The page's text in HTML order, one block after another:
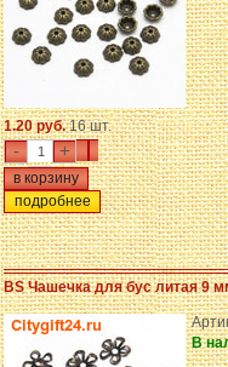
1.20 руб.16 шт.
- +
подробнее
BS Чашечка для бус литая 9
В